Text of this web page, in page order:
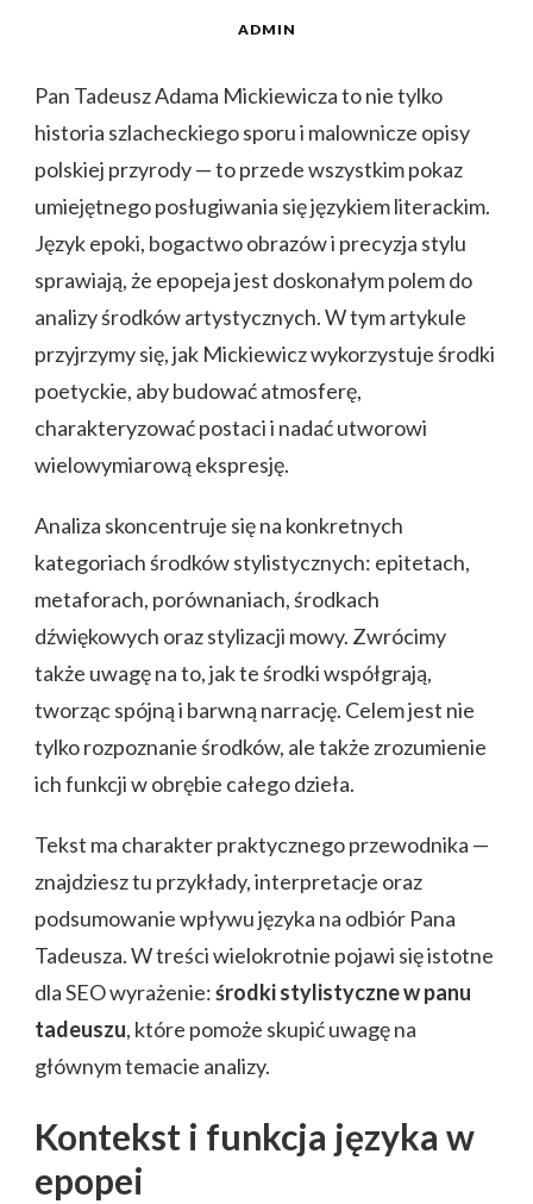
ADMIN
Pan Tadeusz Adama Mickiewicza to nie tylko
historia szlacheckiego sporu i malownicze opisy
polskiej przyrody — to przede wszystkim pokaz
umiejętnego posługiwania się językiem literackim.
Język epoki, bogactwo obrazów i precyzja stylu
sprawiają, że epopeja jest doskonałym polem do
analizy środków artystycznych. W tym artykule
przyjrzymy się, jak Mickiewicz wykorzystuje środki
poetyckie, aby budować atmosferę,
charakteryzować postaci i nadać utworowi
wielowymiarową ekspresję.
Analiza skoncentruje się na konkretnych
kategoriach środków stylistycznych: epitetach,
metaforach, porównaniach, środkach
dźwiękowych oraz stylizacji mowy. Zwrócimy
także uwagę na to, jak te środki współgrają,
tworząc spójną i barwną narrację. Celem jest nie
tylko rozpoznanie środków, ale także zrozumienie
ich funkcji w obrębie całego dzieła.
Tekst ma charakter praktycznego przewodnika —
znajdziesz tu przykłady, interpretacje oraz
podsumowanie wpływu języka na odbiór Pana
Tadeusza. W treści wielokrotnie pojawi się istotne
dla SEO wyrażenie:środki stylistyczne w panu
tadeuszu, które pomoże skupić uwagę na
głównym temacie analizy.
Kontekst i funkcja języka w
epopei